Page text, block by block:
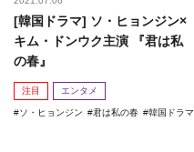
[韓国ドラマ] ソ・ヒョンジン×
キム・ドンウク主演 『君は私
の春』
注目 エンタメ
ソ・ヒョンジン 君は私の春 韓国ドラマ